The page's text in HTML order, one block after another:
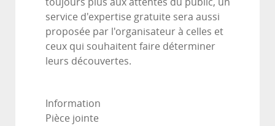
service d'expertise gratuite sera aussi
proposée par l'organisateur à celles et
ceux qui souhaitent faire déterminer
leurs découvertes.
Information
Pièce jointe